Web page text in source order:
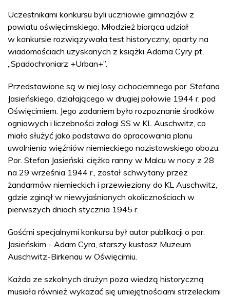
Uczestnikami konkursu byli uczniowie gimnazjów z
powiatu oświęcimskiego. Młodzież biorąca udział
w konkursie rozwiązywała test historyczny, oparty na
wiadomościach uzyskanych z książki Adama Cyry pt.
„Spadochroniarz +Urban+”.
Przedstawione są w niej losy cichociemnego por. Stefana
Jasieńskiego, działającego w drugiej połowie 1944 r. pod
Oświęcimiem. Jego zadaniem było rozpoznanie środków
ogniowych i liczebności załogi SS w KL Auschwitz, co
miało służyć jako podstawa do opracowania planu
uwolnienia więźniów niemieckiego nazistowskiego obozu.
Por. Stefan Jasieński, ciężko ranny w Malcu w nocy z 28
na 29 września 1944 r., został schwytany przez
żandarmów niemieckich i przewieziony do KL Auschwitz,
gdzie zginął w niewyjaśnionych okolicznościach w
pierwszych dniach stycznia 1945 r.
Gośćmi specjalnymi konkursu był autor publikacji o por.
Jasieńskim - Adam Cyra, starszy kustosz Muzeum
Auschwitz-Birkenau w Oświęcimiu.
Każda ze szkolnych drużyn poza wiedzą historyczną
musiała również wykazać się umiejętnościami strzeleckimi